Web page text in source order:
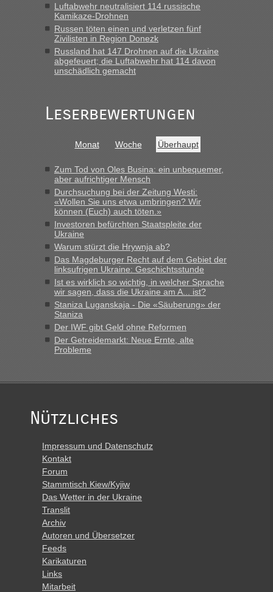
„Wir sind mit unserem Wohnmobil, wie geplant am Montag
15.6. in Krakovets rüber. Sehr zeitig los gegen 5 Uhr in der
Früh. Mit sehr sehr wenig Verkehr, super bis zur Grenze. Nur
8 PKW vor der Schranke....“
Berichte und Reisetipps • Re: An welchem
Grenzübergang zwischen Polen und der Ukraine geht es am
„Gestern 6 Stunden warten vor der Grenze Richtung Polen
in Krakowez mit dem Kleinbus. Abfertigung ging dann
Berichte und Reisetipps • Re: An welchem
Grenzübergang zwischen Polen und der Ukraine geht es am
schnellsten?
„Bin am Montag 15.6.26 um 8 Uhr in Urgyniw ausgereist,
das erste Mal an einem Montagmorgen ca. 15 Fahrzeuge
vor mir, bin sonst der Erste oder Zweite, egal, nach ca 20
Minuten wurde dann die nächste Welle...“
Berichte und Reisetipps • Re: An welchem
Grenzübergang zwischen Polen und der Ukraine geht es am
schnellsten?
„Derzeit, ist es überall sehr voll an den Grenzen Ukraine/
Polen. Zb. Krakovets 100 PKW ca. 10 h Wartezeit. Wollen
Montag rüber, versuchen es sehr früh.“
Luftabwehr neutralisiert 114 russische
Kamikaze-Drohnen
Russen töten einen und verletzen fünf
Zivilisten in Region Donezk
Russland hat 147 Drohnen auf die Ukraine
abgefeuert; die Luftabwehr hat 114 davon
unschädlich gemacht
Leserbewertungen
Monat Woche Überhaupt
Zum Tod von Oles Busina: ein unbequemer,
aber aufrichtiger Mensch
Durchsuchung bei der Zeitung Westi:
«Wollen Sie uns etwa umbringen? Wir
können (Euch) auch töten.»
Investoren befürchten Staatspleite der
Ukraine
Warum stürzt die Hrywnja ab?
Das Magdeburger Recht auf dem Gebiet der
linksufrigen Ukraine: Geschichtsstunde
Ist es wirklich so wichtig, in welcher Sprache
wir sagen, dass die Ukraine am A... ist?
Staniza Luganskaja - Die «Säuberung» der
Staniza
Der IWF gibt Geld ohne Reformen
Der Getreidemarkt: Neue Ernte, alte
Probleme
Nützliches
Impressum und Datenschutz
Kontakt
Forum
Stammtisch Kiew/Kyjiw
Das Wetter in der Ukraine
Translit
Archiv
Autoren und Übersetzer
Feeds
Karikaturen
Links
Mitarbeit